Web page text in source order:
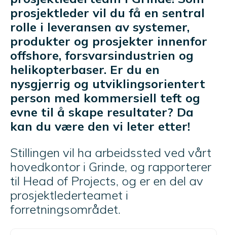
prosjektleder vil du få en sentral
rolle i leveransen av systemer,
produkter og prosjekter innenfor
offshore, forsvarsindustrien og
helikopterbaser. Er du en
nysgjerrig og utviklingsorientert
person med kommersiell teft og
evne til å skape resultater? Da
kan du være den vi leter etter!
Stillingen vil ha arbeidssted ved vårt
hovedkontor i Grinde, og rapporterer
til Head of Projects, og er en del av
prosjektlederteamet i
forretningsområdet.